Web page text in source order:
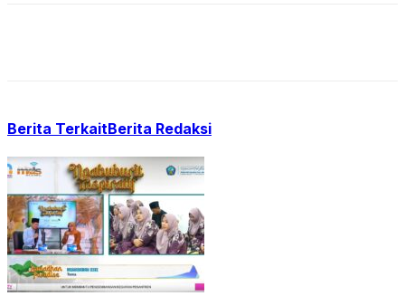
Berita TerkaitBerita Redaksi